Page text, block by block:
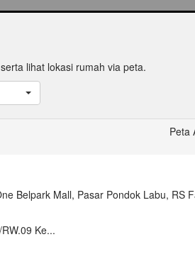
lihat lokasi rumah via peta.
Peta
Belpark Mall, Pasar Pondok Labu, RS
Ke...